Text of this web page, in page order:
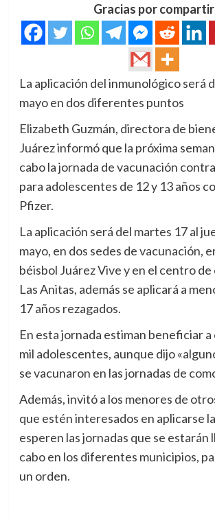
Gracias por compartir
La aplicación del inmunológico será
mayo en dos diferentes puntos
Elizabeth Guzmán, directora de
Juárez informó que la próxima
cabo la jornada de vacunación
para adolescentes de 12 y 13 años
Pfizer.
La aplicación será del martes 17 al
mayo, en dos sedes de vacunación,
béisbol Juárez Vive y en el centro
Las Anitas, además se aplicará a
17 años rezagados.
En esta jornada estiman beneficiar a
mil adolescentes, aunque dijo
se vacunaron en las jornadas de
Además, invitó a los menores de
que estén interesados en aplicarse
esperen las jornadas que se estarán
cabo en los diferentes municipios,
un orden.